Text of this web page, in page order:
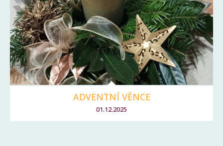
ADVENTNÍ VĚNCE
01.12.2025